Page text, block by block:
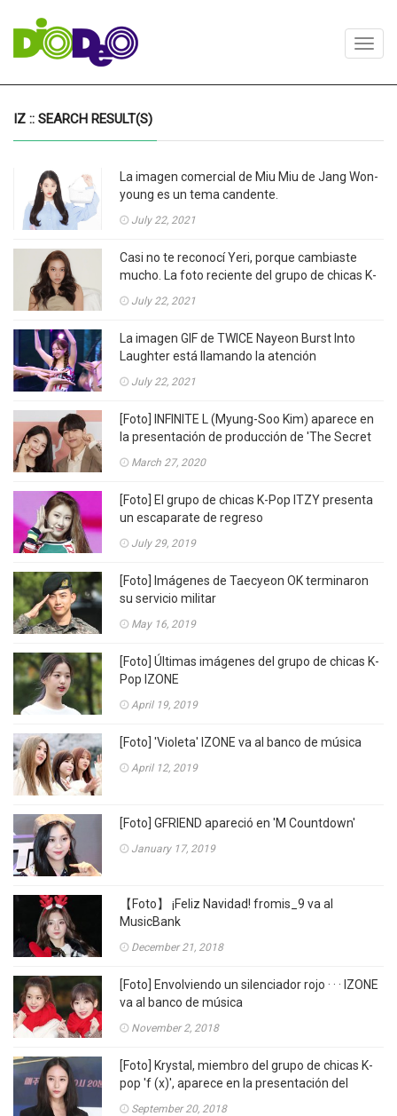
IZ :: SEARCH RESULT(S)
La imagen comercial de Miu Miu de Jang Won-
young es un tema candente.
July 22, 2021
Casi no te reconocí Yeri, porque cambiaste
mucho. La foto reciente del grupo de chicas K-
July 22, 2021
La imagen GIF de TWICE Nayeon Burst Into
Laughter está llamando la atención
July 22, 2021
[Foto] INFINITE L (Myung-Soo Kim) aparece en
la presentación de producción de 'The Secret
March 27, 2020
[Foto] El grupo de chicas K-Pop ITZY presenta
un escaparate de regreso
July 29, 2019
[Foto] Imágenes de Taecyeon OK terminaron
su servicio militar
May 16, 2019
[Foto] Últimas imágenes del grupo de chicas K-
Pop IZONE
April 19, 2019
[Foto] 'Violeta' IZONE va al banco de música
April 12, 2019
[Foto] GFRIEND apareció en 'M Countdown'
January 17, 2019
【Foto】 ¡Feliz Navidad! fromis_9 va al
MusicBank
December 21, 2018
[Foto] Envolviendo un silenciador rojo · · · IZONE
va al banco de música
November 2, 2018
[Foto] Krystal, miembro del grupo de chicas K-
pop 'f (x)', aparece en la presentación del
September 20, 2018